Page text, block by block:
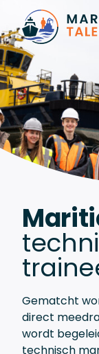
Ga naar de inhoud
Gematcht
direct
wordt
technisch